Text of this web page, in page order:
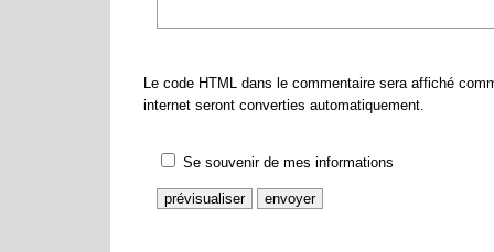
Le code HTML dans le commentaire sera affiché
internet seront converties automatiquement.
Se souvenir de mes informations